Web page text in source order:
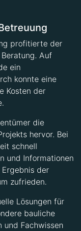
profitierte der
Auf
ein
konnte eine
Kosten der
die
hervor. Bei
schnell
und Informationen
der
zufrieden.
Lösungen für
bauliche
Fachwissen